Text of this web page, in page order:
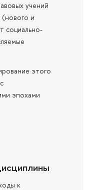
учений
(нового и
социально-
этого
эпохами
к